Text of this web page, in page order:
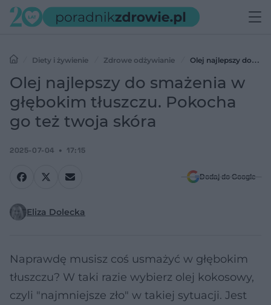
Diety i żywienie Zdrowe odżywianie
Olej najlepszy do
smażenia w głębokim tłuszczu. Pokocha go też twoja skóra
Olej najlepszy do smażenia w
głębokim tłuszczu. Pokocha
go też twoja skóra
2025-07-04 17:15
Dodaj do Google
Eliza Dolecka
Naprawdę musisz coś usmażyć w głębokim
tłuszczu? W taki razie wybierz olej kokosowy,
czyli "najmniejsze zło" w takiej sytuacji. Jest